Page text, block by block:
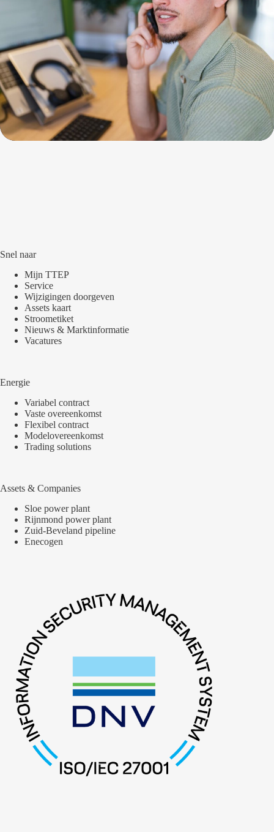
Snel naar
Mijn TTEP
Service
Wijzigingen doorgeven
Assets kaart
Stroometiket
Nieuws & Marktinformatie
Vacatures
Energie
Variabel contract
Vaste overeenkomst
Flexibel contract
Modelovereenkomst
Trading solutions
Assets & Companies
Sloe power plant
Rijnmond power plant
Zuid-Beveland pipeline
Enecogen